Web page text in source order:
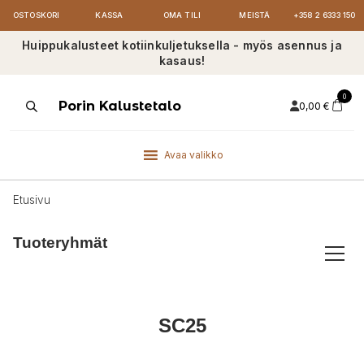
OSTOSKORI KASSA OMA TILI MEISTÄ +358 2 6333 150
Huippukalusteet kotiinkuljetuksella - myös asennus ja
kasaus!
ProductsPorin Kalustetalo 0,00 €
0
Avaa valikko
Etusivu
Tuoteryhmät
SC25